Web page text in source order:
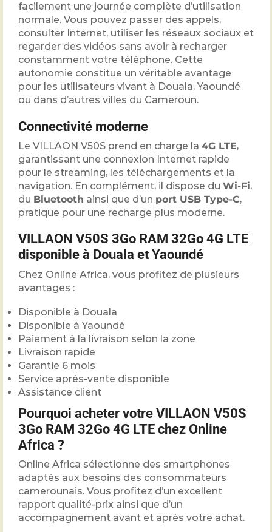
facilement une journée complète d’utilisation
normale. Vous pouvez passer des appels,
consulter Internet, utiliser les réseaux sociaux et
regarder des vidéos sans avoir à recharger
constamment votre téléphone. Cette
autonomie constitue un véritable avantage
pour les utilisateurs vivant à Douala, Yaoundé
ou dans d’autres villes du Cameroun.
Connectivité moderne
Le VILLAON V50S prend en charge la 4G LTE,
garantissant une connexion Internet rapide
pour le streaming, les téléchargements et la
navigation. En complément, il dispose du Wi-Fi,
du Bluetooth ainsi que d’un port USB Type-C,
pratique pour une recharge plus moderne.
VILLAON V50S 3Go RAM 32Go 4G LTE
disponible à Douala et Yaoundé
Chez Online Africa, vous profitez de plusieurs
avantages :
Disponible à Douala
Disponible à Yaoundé
Paiement à la livraison selon la zone
Livraison rapide
Garantie 6 mois
Service après-vente disponible
Assistance client
Pourquoi acheter votre VILLAON V50S
3Go RAM 32Go 4G LTE chez Online
Africa ?
Online Africa sélectionne des smartphones
adaptés aux besoins des consommateurs
camerounais. Vous profitez d’un excellent
rapport qualité-prix ainsi que d’un
accompagnement avant et après votre achat.